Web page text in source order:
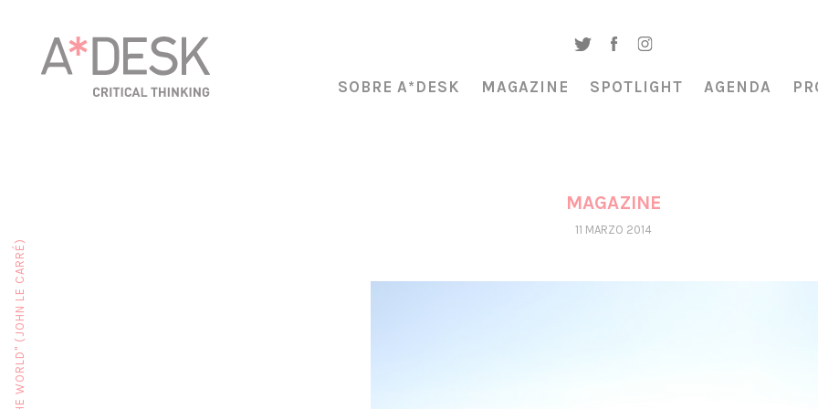
SOBRE A*DESK MAGAZINE SPOTLIGHT AGENDA
MAGAZINE
11 MARZO 2014